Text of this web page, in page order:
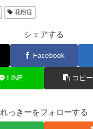
花粉症
シェアする
Facebook
LINE コピー
れっきーをフォローする